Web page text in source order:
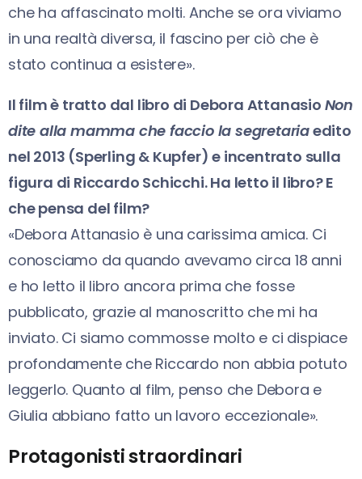
che ha affascinato molti. Anche se ora viviamo
in una realtà diversa, il fascino per ciò che è
stato continua a esistere».
Il film è tratto dal libro di Debora Attanasio Non
dite alla mamma che faccio la segretariaedito
nel 2013 (Sperling & Kupfer) e incentrato sulla
figura di Riccardo Schicchi. Ha letto il libro? E
che pensa del film?
«Debora Attanasio è una carissima amica. Ci
conosciamo da quando avevamo circa 18 anni
e ho letto il libro ancora prima che fosse
pubblicato, grazie al manoscritto che mi ha
inviato. Ci siamo commosse molto e ci dispiace
profondamente che Riccardo non abbia potuto
leggerlo. Quanto al film, penso che Debora e
Giulia abbiano fatto un lavoro eccezionale».
Protagonisti straordinari